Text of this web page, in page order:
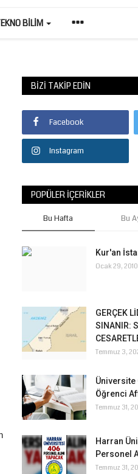
BILIM
BIZI TAKIP EDIN
Facebook
Instagram
POPÜLER İÇERIKLER
Bu Hafta Bu
Kur'an
Ocak 29, 2010
GERÇEK
SINANIR:
Temmuz 3,
Öğrenci
Temmuz 31,
Harran
Personel
Temmuz 31,